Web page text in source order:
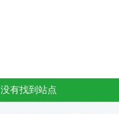
没有找到站点